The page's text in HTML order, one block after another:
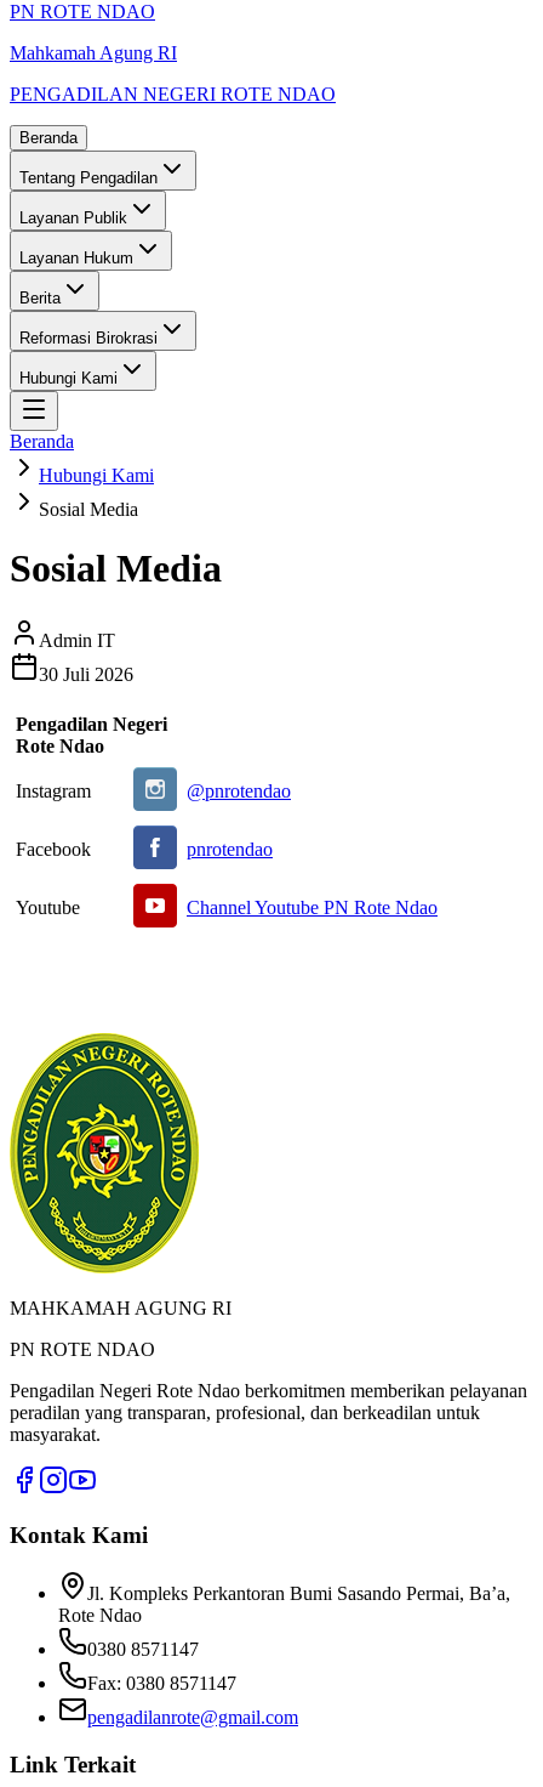
PN ROTE NDAO
Mahkamah Agung RI
PENGADILAN NEGERI ROTE NDAO
Beranda
Tentang Pengadilan
Layanan Publik
Layanan Hukum
Berita
Reformasi Birokrasi
Hubungi Kami
Beranda
Hubungi Kami
Sosial Media
Sosial Media
Admin IT
30 Juli 2026
Pengadilan Negeri
Rote Ndao
Instagram @pnrotendao
Facebook pnrotendao
Youtube Channel Youtube PN Rote Ndao
MAHKAMAH AGUNG RI
PN ROTE NDAO
Pengadilan Negeri Rote Ndao berkomitmen memberikan pelayanan
peradilan yang transparan, profesional, dan berkeadilan untuk
masyarakat.
Kontak Kami
Jl. Kompleks Perkantoran Bumi Sasando Permai, Ba’a,
Rote Ndao
0380 8571147
Fax: 0380 8571147
pengadilanrote@gmail.com
Link Terkait